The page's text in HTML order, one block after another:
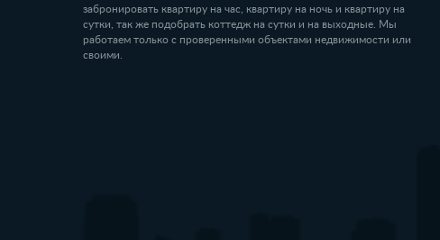
забронировать квартиру на час, квартиру на ночь и квартиру на
сутки, так же подобрать коттедж на сутки и на выходные. Мы
работаем только с проверенными объектами недвижимости или
своими.